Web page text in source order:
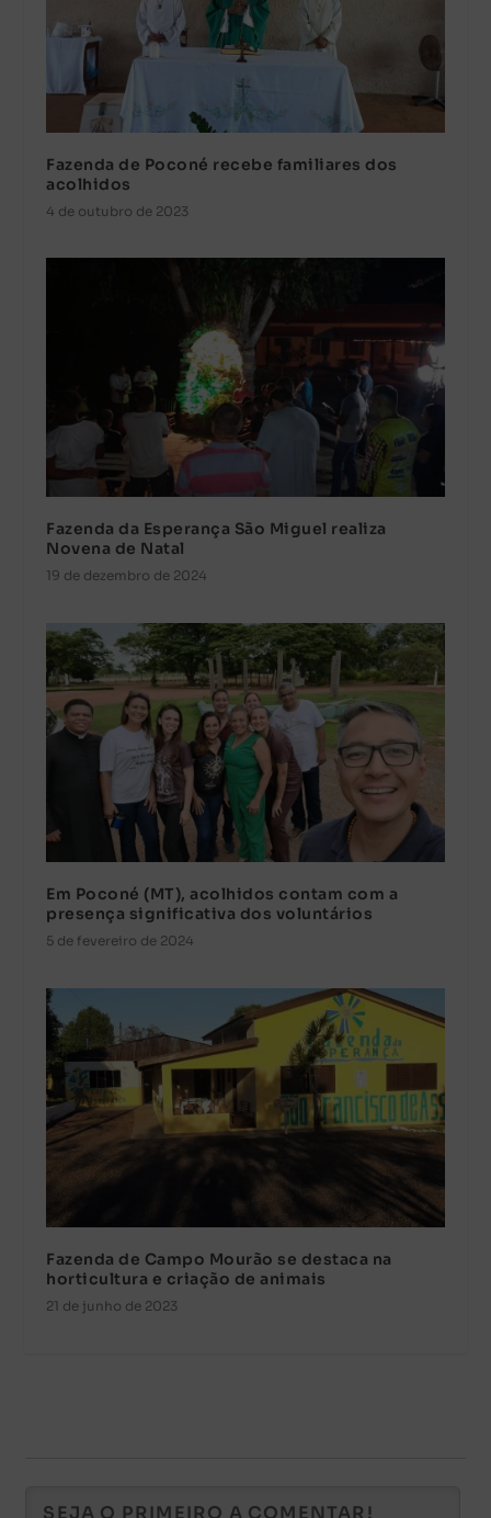
Fazenda de Poconé recebe familiares dos
acolhidos
4 de outubro de 2023
Fazenda da Esperança São Miguel realiza
Novena de Natal
19 de dezembro de 2024
Em Poconé (MT), acolhidos contam com a
presença significativa dos voluntários
5 de fevereiro de 2024
Fazenda de Campo Mourão se destaca na
horticultura e criação de animais
21 de junho de 2023